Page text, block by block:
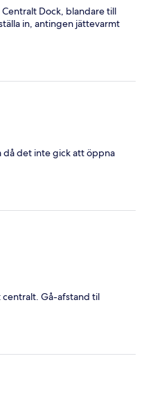
Dock, blandare till
in, antingen jättevarmt
då det inte gick att öppna
Gå-afstand til